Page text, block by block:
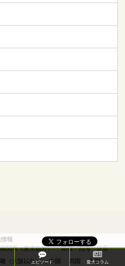
報
南関東（東京以外）
箱根・熱海・伊豆
（大阪以外） 中国 四国 九州
エピソード 愛犬コラム